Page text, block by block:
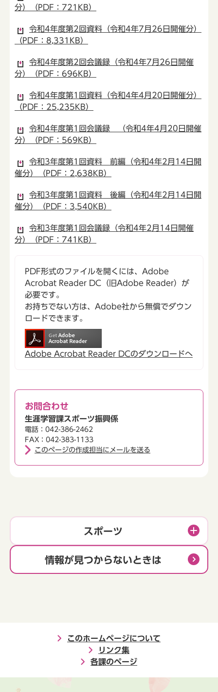
分）（PDF：721KB）
令和4年度第2回資料（令和4年7月26日開催分）
（PDF：8,331KB）
令和4年度第2回会議録（令和4年7月26日開催
分）（PDF：696KB）
令和4年度第1回資料（令和4年4月20日開催分）
（PDF：25,235KB）
令和4年度第1回会議録 （令和4年4月20日開催
分）（PDF：569KB）
令和3年度第1回資料 前編（令和4年2月14日開
催分）（PDF：2,638KB）
令和3年度第1回資料 後編（令和4年2月14日開
催分）（PDF：3,540KB）
令和3年度第1回会議録（令和4年2月14日開催
分）（PDF：741KB）
PDF形式のファイルを開くには、Adobe
Acrobat Reader DC（旧Adobe Reader）が
必要です。
お持ちでない方は、Adobe社から無償でダウン
ロードできます。
Adobe Acrobat Reader DCのダウンロードへ
お問合わせ
生涯学習課スポーツ振興係
電話：042-386-2462
FAX：042-383-1133
このページの作成担当にメールを送る
スポーツ
情報が見つからないときは
このホームページについて
リンク集
各課のページ